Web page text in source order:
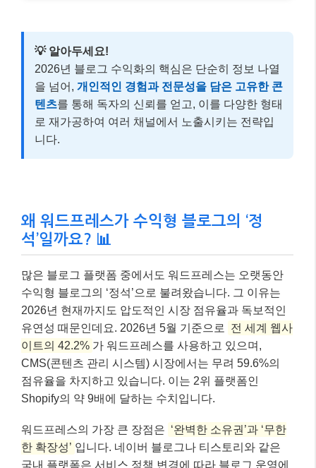
💡 알아두세요!
2026년 블로그 수익화의 핵심은 단순히 정보 나열
을 넘어, 개인적인 경험과 전문성을 담은 고유한 콘
텐츠를 통해 독자의 신뢰를 얻고, 이를 다양한 형태
로 재가공하여 여러 채널에서 노출시키는 전략입
니다.
왜 워드프레스가 수익형 블로그의 ‘정
석’일까요? 📊
많은 블로그 플랫폼 중에서도 워드프레스는 오랫동안
수익형 블로그의 ‘정석’으로 불려왔습니다. 그 이유는
2026년 현재까지도 압도적인 시장 점유율과 독보적인
유연성 때문인데요. 2026년 5월 기준으로
전 세계 웹사
이트의 42.2% 가 워드프레스를 사용하고 있으며,
CMS(콘텐츠 관리 시스템) 시장에서는 무려 59.6%의
점유율을 차지하고 있습니다. 이는 2위 플랫폼인
Shopify의 약 9배에 달하는 수치입니다.
워드프레스의 가장 큰 장점은 ‘완벽한 소유권’과 ‘무한
한 확장성’ 입니다. 네이버 블로그나 티스토리와 같은
국내 플랫폼은 서비스 정책 변경에 따라 블로그 운영에